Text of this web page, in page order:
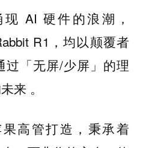
AI 硬件的浪潮，
R1，均以颠覆者
过「无屏/少屏」的理
来 。
高管打造，秉承着